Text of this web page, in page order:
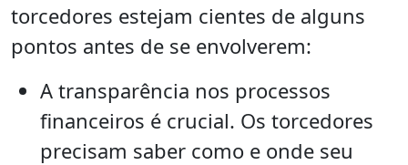
torcedores estejam cientes de alguns
pontos antes de se envolverem:
A transparência nos processos
financeiros é crucial. Os torcedores
precisam saber como e onde seu